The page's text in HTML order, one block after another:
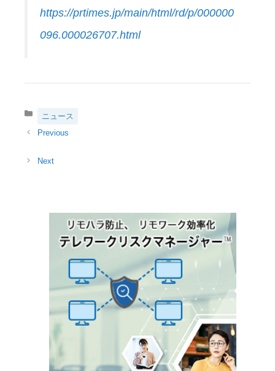
https://prtimes.jp/main/html/rd/p/000000
096.000026707.html
カ
ゴ
ー
ニュース